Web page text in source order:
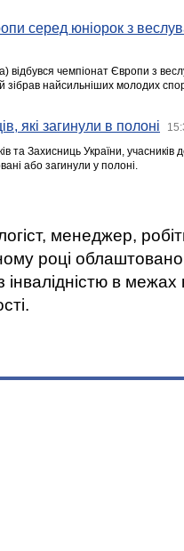
серед юніорок з
відбувся чемпіонат Європи з
зібрав найсильніших молодих
які загинули в полоні
та Захисниць України,
або загинули у полоні.
менеджер,
році
в межах